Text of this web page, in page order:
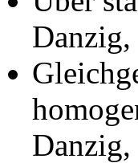
Danzig,
Danzig,